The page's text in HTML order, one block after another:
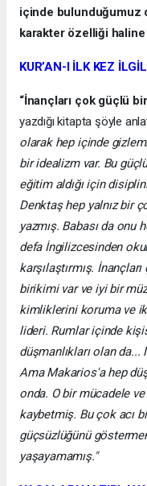
içinde bulunduğumuz
karakter özelliği haline
KUR’AN-I İLK KEZ
“İnançları çok güçlü
yazdığı kitapta şöyle
olarak hep içinde
bir idealizm var. Bu
eğitim aldığı için
Denktaş hep yalnız bir
yazmış. Babası da onu
defa İngilizcesinden
karşılaştırmış.
birikimi var ve iyi bir
kimliklerini koruma ve
lideri. Rumlar içinde
düşmanlıkları olan
Ama Makarios'a hep
onda. O bir mücadele
kaybetmiş. Bu çok acı
güçsüzlüğünü
yaşayamamış."